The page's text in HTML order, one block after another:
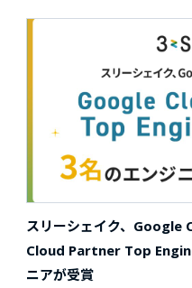
スリーシェイク、Google
Cloud Partner Top
ニアが受賞